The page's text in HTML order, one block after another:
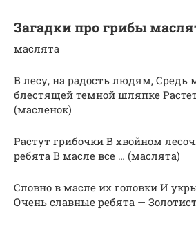
Загадки про грибы
маслята
В лесу, на радость людям, Средь
блестящей темной шляпке
(масленок)
Растут грибочки В хвойном
ребята В масле все … (маслята)
Словно в масле их головки И
Очень славные ребята —